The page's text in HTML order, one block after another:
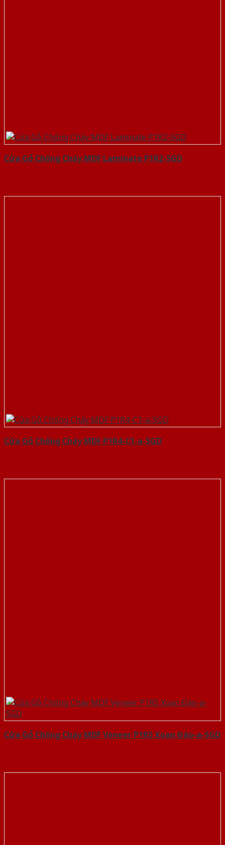
Cửa Gỗ Chống Cháy MDF Laminate P1R2-SGD
Cửa Gỗ Chống Cháy MDF P1R4-C1-a-SGD
Cửa Gỗ Chống Cháy MDF Veneer P1R5 Xoan Đào-a-SGD